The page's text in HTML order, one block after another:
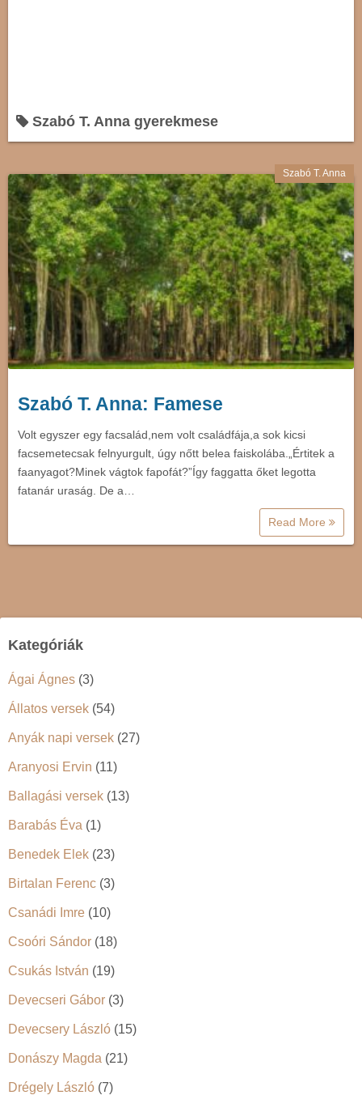
Szabó T. Anna gyerekmese
Szabó T. Anna
Szabó T. Anna: Famese
Volt egyszer egy facsalád,nem volt családfája,a sok kicsi
facsemetecsak felnyurgult, úgy nőtt belea faiskolába.„Értitek a
faanyagot?Minek vágtok fapofát?”Így faggatta őket legotta
fatanár uraság. De a…
Read More
Kategóriák
Ágai Ágnes (3)
Állatos versek (54)
Anyák napi versek (27)
Aranyosi Ervin (11)
Ballagási versek (13)
Barabás Éva (1)
Benedek Elek (23)
Birtalan Ferenc (3)
Csanádi Imre (10)
Csoóri Sándor (18)
Csukás István (19)
Devecseri Gábor (3)
Devecsery László (15)
Donászy Magda (21)
Drégely László (7)